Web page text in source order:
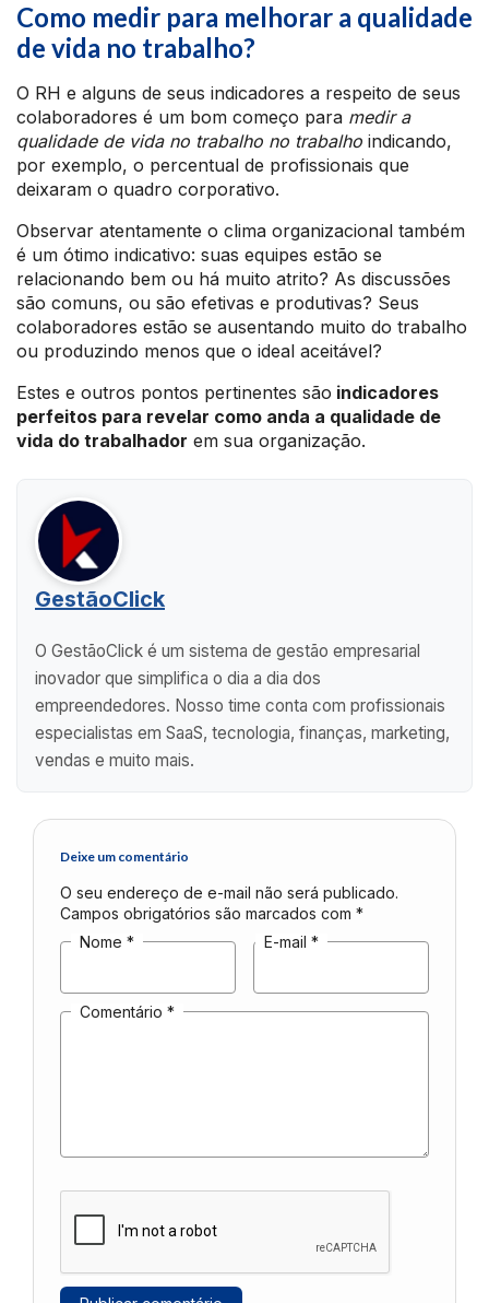
Como medir para melhorar a qualidade
de vida no trabalho?
O RH e alguns de seus indicadores a respeito de seus
colaboradores é um bom começo para medir a
qualidade de vida no trabalho no trabalho indicando,
por exemplo, o percentual de profissionais que
deixaram o quadro corporativo.
Observar atentamente o clima organizacional também
é um ótimo indicativo: suas equipes estão se
relacionando bem ou há muito atrito? As discussões
são comuns, ou são efetivas e produtivas? Seus
colaboradores estão se ausentando muito do trabalho
ou produzindo menos que o ideal aceitável?
Estes e outros pontos pertinentes são indicadores
perfeitos para revelar como anda a qualidade de
vida do trabalhador em sua organização.
GestãoClick
O GestãoClick é um sistema de gestão empresarial
inovador que simplifica o dia a dia dos
empreendedores. Nosso time conta com profissionais
especialistas em SaaS, tecnologia, finanças, marketing,
vendas e muito mais.
Deixe um comentário
O seu endereço de e-mail não será publicado.
Campos obrigatórios são marcados com *
Nome * E-mail *
Comentário *